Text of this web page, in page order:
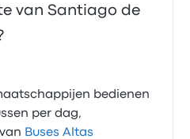
van Santiago de
bedienen
per dag,
Buses Altas